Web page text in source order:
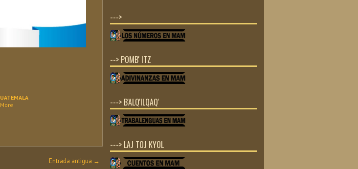
Entrada antigua →
--->
--> POMB' ITZ
---> B'ALQ'ILQAQ'
---> LAJ TOJ KYOL